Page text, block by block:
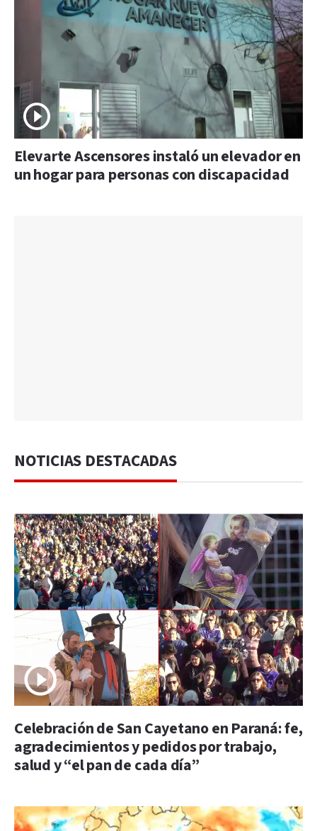
Elevarte Ascensores instaló un elevador en
un hogar para personas con discapacidad
NOTICIAS DESTACADAS
Celebración de San Cayetano en Paraná: fe,
agradecimientos y pedidos por trabajo,
salud y “el pan de cada día”